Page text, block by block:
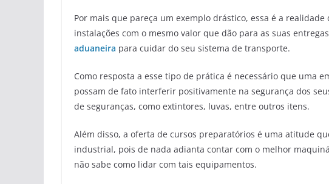
Por mais que pareça um exemplo drástico, essa é a
instalações com o mesmo valor que dão para as suas
aduaneira para cuidar do seu sistema de transporte.
Como resposta a esse tipo de prática é necessário que uma
possam de fato interferir positivamente na segurança dos
de seguranças, como extintores, luvas, entre outros itens.
Além disso, a oferta de cursos preparatórios é uma atitude
industrial, pois de nada adianta contar com o melhor
não sabe como lidar com tais equipamentos.